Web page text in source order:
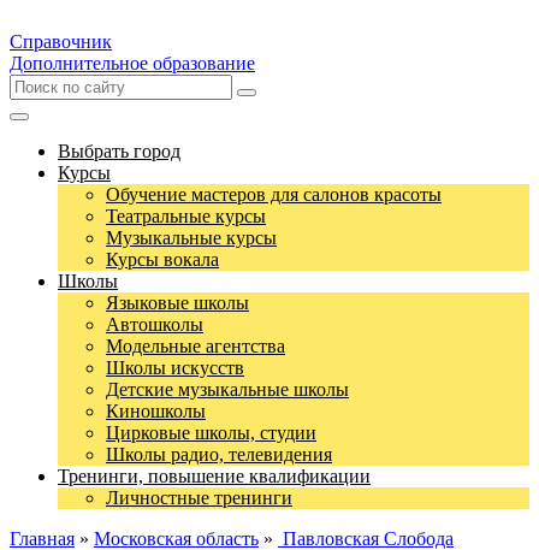
Справочник
Дополнительное образование
Выбрать город
Курсы
Обучение мастеров для салонов красоты
Театральные курсы
Музыкальные курсы
Курсы вокала
Школы
Языковые школы
Автошколы
Модельные агентства
Школы искусств
Детские музыкальные школы
Киношколы
Цирковые школы, студии
Школы радио, телевидения
Тренинги, повышение квалификации
Личностные тренинги
Главная » Московская область » Павловская Слобода